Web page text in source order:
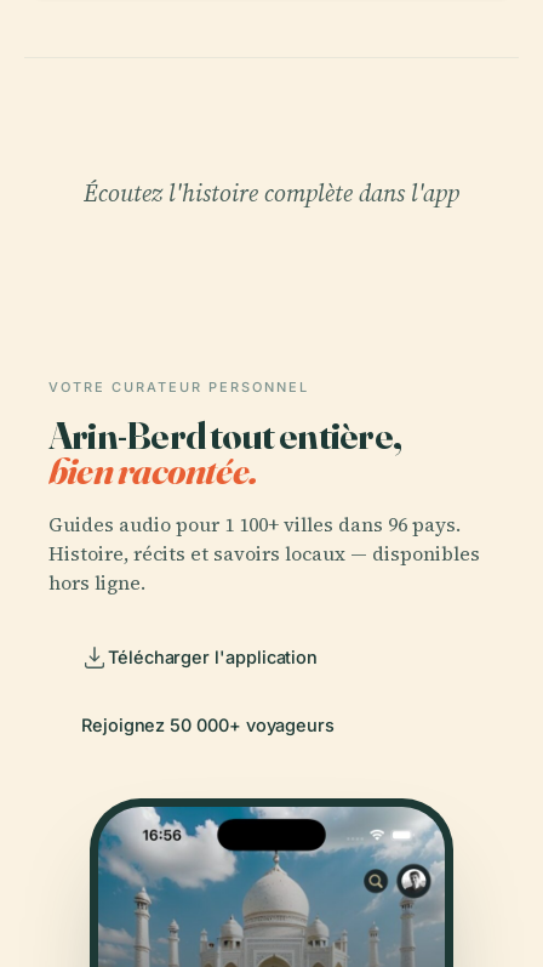
Écoutez l'histoire complète dans l'app
VOTRE CURATEUR PERSONNEL
Arin-Berd tout entière,
bien racontée.
Guides audio pour 1 100+ villes dans 96 pays.
Histoire, récits et savoirs locaux — disponibles
hors ligne.
Télécharger l'application
Rejoignez 50 000+ voyageurs